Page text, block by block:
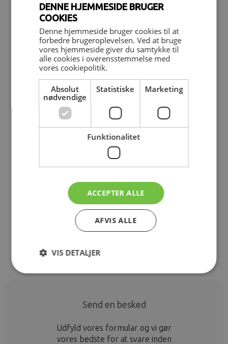
Mandag - torsdag
07.15 - 20.00
07.15 - 17.00
Lørdag
LUKKET
Søndag
09.00 - 14.00
Holdet bag
Nyheder
Send en besked
Udfyld vores formular og vi gør
vores bedste for at svare inden
DENNE HJEMMESIDE BRUGER
COOKIES
Denne hjemmeside bruger cookies til at
forbedre brugeroplevelsen. Ved at bruge
vores hjemmeside giver du samtykke til
alle cookies i overensstemmelse med
vores cookiepolitik.
Absolut
nødvendige
Statistiske Marketing
Funktionalitet
ACCEPTER ALLE
AFVIS ALLE
VIS DETALJER